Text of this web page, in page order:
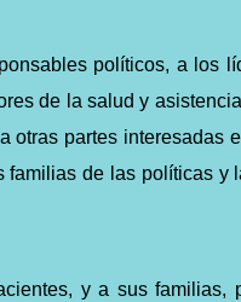
políticos, a los
de la salud y
otras partes interesadas
familias de las políticas y
y a sus familias,